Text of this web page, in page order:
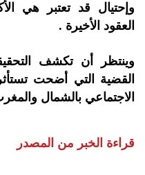
وإحتيال قد تعتبر هي
العقود الأخيرة .
وينتظر أن تكشف
القضية التي أضحت
الاجتماعي بالشمال
قراءة الخبر من المصدر